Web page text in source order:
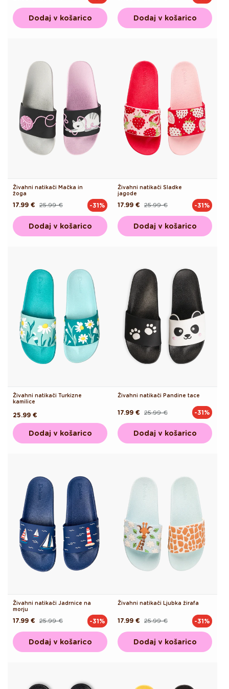
Dodaj v košarico Dodaj v košarico
Živahni natikači Mačka in
žoga
Redna
25.99 €
Akcijska
17.99 € -31%
Dodaj v košarico
Živahni natikači Sladke
jagode
Redna
25.99 €
Akcijska
17.99 € -31%
Dodaj v košarico
Živahni natikači Turkizne
kamilice
Redna
cena
25.99 €
Dodaj v košarico
Živahni natikači Pandine tace
Redna
25.99 €
Akcijska
17.99 € -31%
Dodaj v košarico
Živahni natikači Jadrnice na
morju
Redna
25.99 €
Akcijska
17.99 € -31%
Dodaj v košarico
Živahni natikači Ljubka žirafa
Redna
25.99 €
Akcijska
17.99 € -31%
Dodaj v košarico